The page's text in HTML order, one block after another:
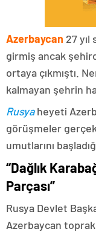
Azerbaycan 27
girmiş ancak
ortaya çıkmıştı.
kalmayan şehrin
Rusyaheyeti
görüşmeler
umutlarını
“Dağlık
Parçası”
Rusya Devlet
Azerbaycan